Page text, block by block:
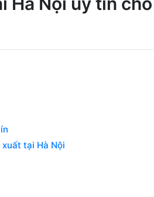
tại Hà Nội